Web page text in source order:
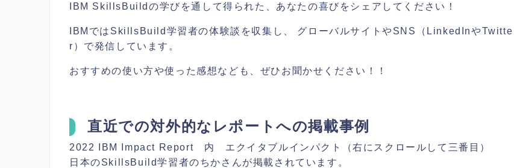
IBM SkillsBuildの学びを通して得られた、あなたの喜びをシェアしてください！
IBMではSkillsBuild学習者の体験談を収集し、 グローバルサイトやSNS（LinkedInやTwitte
r）で発信しています。
おすすめの使い方や使った感想なども、ぜひお聞かせください！！
直近での対外的なレポートへの掲載事例
2022 IBM Impact Report 内 エクイタブルインパクト（右にスクロールして三番目）
日本のSkillsBuild学習者のちかさんが掲載されています。